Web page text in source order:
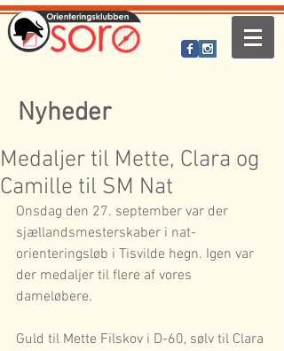
Nyheder
Medaljer til Mette, Clara og
Camille til SM Nat
Onsdag den 27. september var der
sjællandsmesterskaber i nat-
orienteringsløb i Tisvilde hegn. Igen var
der medaljer til flere af vores
dameløbere.
Guld til Mette Filskov i D-60, sølv til Clara